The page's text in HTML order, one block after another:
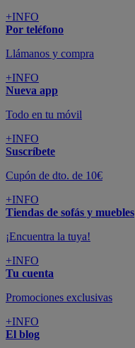
+INFO
Por teléfono
Llámanos y compra
+INFO
Nueva app
Todo en tu móvil
+INFO
Suscríbete
Cupón de dto. de 10€
+INFO
Tiendas de sofás y muebles
¡Encuentra la tuya!
+INFO
Tu cuenta
Promociones exclusivas
+INFO
El blog